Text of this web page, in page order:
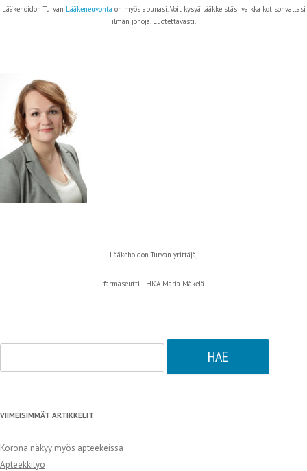
Lääkehoidon Turvan Lääkeneuvonta on myös apunasi. Voit kysyä lääkkeistäsi vaikka kotisohvaltasi
ilman jonoja. Luotettavasti.
Lääkehoidon Turvan yrittäjä,
farmaseutti LHKA Maria Mäkelä
Haku:
VIIMEISIMMÄT ARTIKKELIT
Korona näkyy myös apteekeissa
Apteekkityö